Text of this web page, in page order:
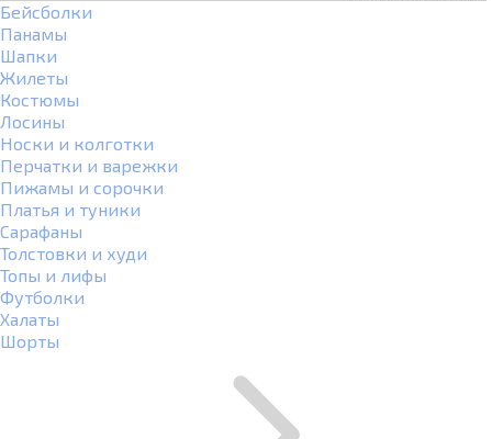
Бейсболки
Панамы
Шапки
Жилеты
Костюмы
Лосины
Носки и колготки
Перчатки и варежки
Пижамы и сорочки
Платья и туники
Сарафаны
Толстовки и худи
Топы и лифы
Футболки
Халаты
Шорты